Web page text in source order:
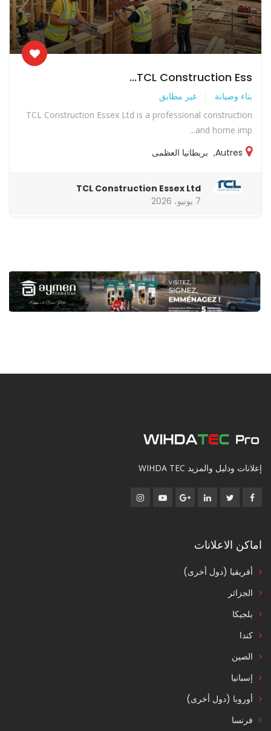
TCL Construction Ess...
بناء وصيانة غير مطابق
TCL Construction Essex Ltd is a professional construction
and home imp...
Autres
, بريطانيا العظمى
TCL Construction Essex Ltd
7 يونيو، 2026
إعلانات ودليل والمزيد WIHDA TEC
اماكن الاعلانات
أفريقيا (دول أخرى)
الجزائر
بلجيكا
كندا
الصين
إسبانيا
أوروبا (دول أخرى)
فرنسا